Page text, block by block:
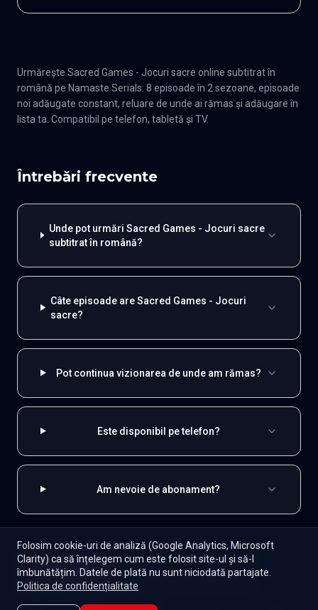
Folosim cookie-uri de analiză (Google Analytics, Microsoft
Clarity) ca să înțelegem cum este folosit site-ul și să-l
îmbunătățim. Datele de plată nu sunt niciodată partajate.
Politica de confidențialitate
Urmărește Sacred Games - Jocuri sacre online subtitrat în
română pe Namaste Serials: 8 episoade în 2 sezoane, episoade
noi adăugate constant, reluare de unde ai rămas și adăugare în
lista ta. Compatibil pe telefon, tabletă și TV.
Întrebări frecvente
Unde pot urmări Sacred Games - Jocuri sacre
subtitrat în română?
Câte episoade are Sacred Games - Jocuri
sacre?
Pot continua vizionarea de unde am rămas?
Este disponibil pe telefon?
Am nevoie de abonament?
EXPLOREAZĂ ȘI
Indiene Toate serialele
Începe Episoade Lista mea